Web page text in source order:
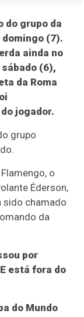
do grupo da
(7).
ainda no
(6),
da Roma
jogador.
grupo
o
Éderson,
sido chamado
da
por
está fora do
do Mundo